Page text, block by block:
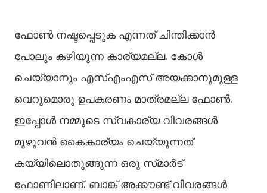
ഫോൺ നഷ്ടപ്പെടുക എന്നത് ചിന്തിക്കാൻ
പോലും കഴിയുന്ന കാര്യമല്ല. കോൾ
ചെയ്യാനും എസ്‌എംഎസ്‌ അയക്കാനുമുള്ള
വെറുമൊരു ഉപകരണം മാത്രമല്ല ഫോൺ.
ഇപ്പോൾ നമ്മുടെ സ്വകാര്യ വിവരങ്ങൾ
മുഴുവൻ കൈകാര്യം ചെയ്യുന്നത്
കയ്യിലൊതുങ്ങുന്ന ഒരു സ്‌മാർട്
ഫോണിലാണ്. ബാങ്ക് അക്കൗണ്ട് വിവരങ്ങൾ